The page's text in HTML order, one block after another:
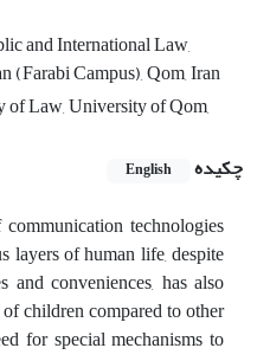
and International Law,
‎‎(Farabi Campus), Qom, Iran‎
Law, University of Qom,
چکیده
English
technologies
layers of human life, despite
and conveniences, has also
children compared to other
for special mechanisms to